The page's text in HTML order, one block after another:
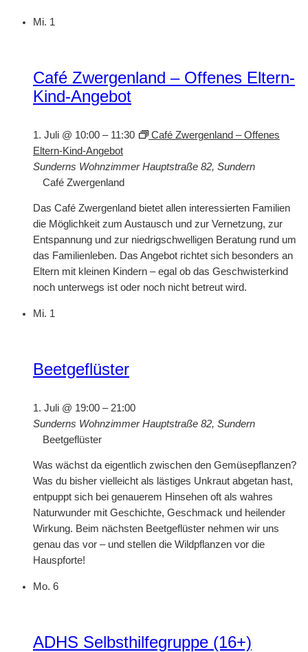
Mi. 1
Café Zwergenland – Offenes Eltern-
Kind-Angebot
1. Juli @ 10:00 – 11:30
Café Zwergenland – Offenes
Eltern-Kind-Angebot
Sunderns WohnzimmerHauptstraße 82, Sundern
Café Zwergenland
Das Café Zwergenland bietet allen interessierten Familien
die Möglichkeit zum Austausch und zur Vernetzung, zur
Entspannung und zur niedrigschwelligen Beratung rund um
das Familienleben. Das Angebot richtet sich besonders an
Eltern mit kleinen Kindern – egal ob das Geschwisterkind
noch unterwegs ist oder noch nicht betreut wird.
Mi. 1
Beetgeflüster
1. Juli @ 19:00 – 21:00
Sunderns WohnzimmerHauptstraße 82, Sundern
Beetgeflüster
Was wächst da eigentlich zwischen den Gemüsepflanzen?
Was du bisher vielleicht als lästiges Unkraut abgetan hast,
entpuppt sich bei genauerem Hinsehen oft als wahres
Naturwunder mit Geschichte, Geschmack und heilender
Wirkung. Beim nächsten Beetgeflüster nehmen wir uns
genau das vor – und stellen die Wildpflanzen vor die
Hauspforte!
Mo. 6
ADHS Selbsthilfegruppe (16+)